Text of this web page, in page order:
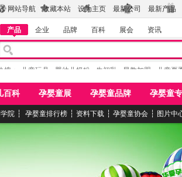
网站导航 收藏本站 设为主页 最新公司 最新产品
产品 企业 品牌 百科 展会 资讯
搜： 儿童玩具 婴幼儿奶粉 牛初乳 早教加盟 儿童夏
百科 孕婴童展 孕婴童品牌 孕婴童
院 ┆ 孕婴童排行榜 ┆ 资料下载 ┆ 孕婴童协会 ┆ 图片中